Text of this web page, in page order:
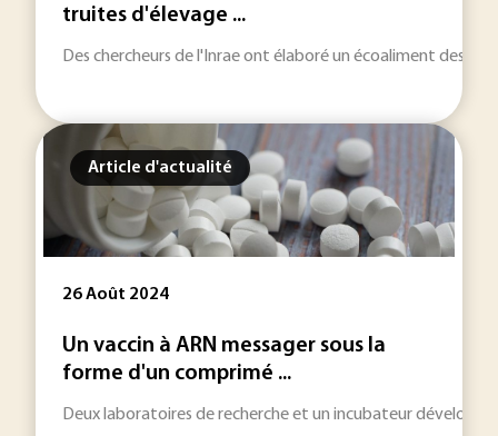
truites d'élevage ...
Des chercheurs de l'Inrae ont élaboré un écoaliment
Article d'actualité
26 Août 2024
Un vaccin à ARN messager sous la
forme d'un comprimé ...
Deux laboratoires de recherche et un incubateur